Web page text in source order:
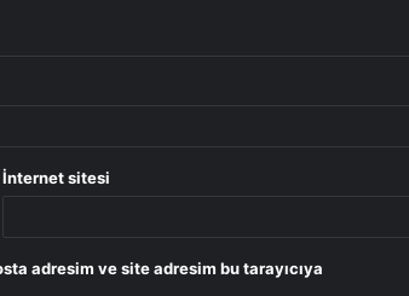
İnternet sitesi
adresim ve site adresim bu tarayıcıya